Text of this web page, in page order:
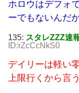
ホロウはデフォ
ーでもないんだ
135: スタレZZZ速
ID:rZcCcNkS0
デイリーは軽い
上限行くから言